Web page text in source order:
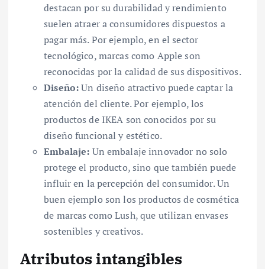
destacan por su durabilidad y rendimiento
suelen atraer a consumidores dispuestos a
pagar más. Por ejemplo, en el sector
tecnológico, marcas como Apple son
reconocidas por la calidad de sus dispositivos.
Diseño:Un diseño atractivo puede captar la
atención del cliente. Por ejemplo, los
productos de IKEA son conocidos por su
diseño funcional y estético.
Embalaje: Un embalaje innovador no solo
protege el producto, sino que también puede
influir en la percepción del consumidor. Un
buen ejemplo son los productos de cosmética
de marcas como Lush, que utilizan envases
sostenibles y creativos.
Atributos intangibles